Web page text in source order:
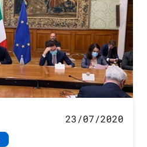
23/07/2020